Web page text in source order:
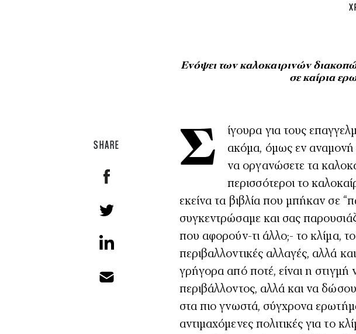
Ενόψει των καλοκαιρινών
σε καίρια
SHARE Σίγουρα για τους επαγγελματίες οι καλοκαιρινές διακοπές απέχουν λιγάκι
ακόμα, όμως εν αναμονή
να οργανώσετε τα
περισσότεροι το
εκείνα τα βιβλία που μπήκαν σε
συγκεντρώσαμε και σας
που αφορούν-τι άλλο;- το κλίμα,
περιβαλλοντικές αλλαγές, αλλά
γρήγορα από ποτέ, είναι η στιγμή
περιβάλλοντος, αλλά και να
στα πιο γνωστά, σύγχρονα
αντιμαχόμενες πολιτικές για το